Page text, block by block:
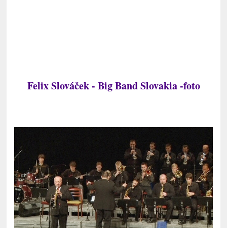
Felix Slováček- Big Band Slovakia-foto